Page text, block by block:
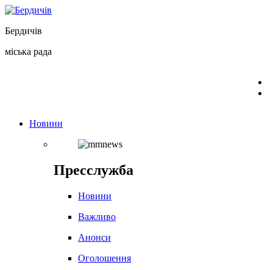
Перейти
вмісту
Бердичів
міська рада
Новини
Пресслужба
Новини
Важливо
Анонси
Оголошення